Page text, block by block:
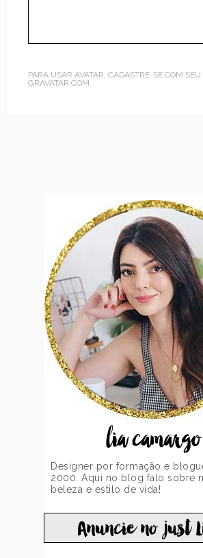
PARA USAR AVATAR, CADASTRE-SE COM
GRAVATAR.COM
lia camargo
Designer por formação e
2000. Aqui no blog falo sobre
beleza e estilo de vida!
Anuncie no just